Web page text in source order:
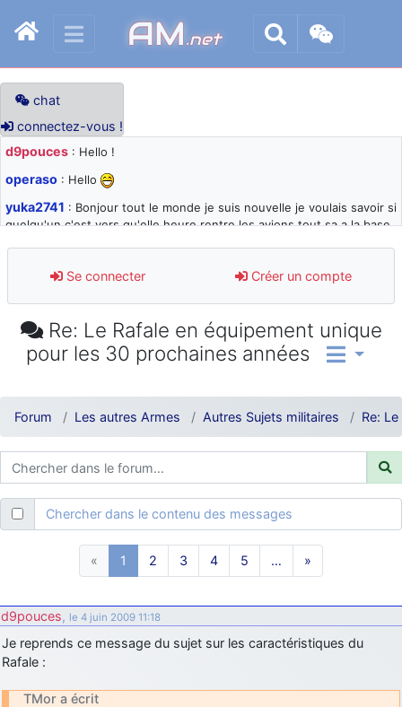
AM.net
chat
connectez-vous !
d9pouces : Hello !
operaso : Hello
yuka2741 : Bonjour tout le monde je suis nouvelle je voulais savoir si
quelqu'un c'est vers qu'elle heure rentre les avions tout sa a la base
d9pouces: désolé pour les quelques blocages du site ces derniers
jours : je teste des méthodes contre le spam et les bots trop nocifs
paxwax : Super, la nouvelle bannière
d9pouces
: je suis un avion@,._,+ > lesquels ? je ne suis pas sûr de
d9pouces : ouakamois > si tu parles du sujet sur l'Armée de l'Air,
moi et quelques avions n'ont pas les mêmes noms qu'aujourd'hui
ouakamois
quelques images du Pays Basque vous auront plu ; Agur…
: Je me rattraperai à la Ferté samedi
: Malheureusement nonun peu trop loin pour moi !
fox_50: Bonjour, certains parmis vous étaient-ils présent au
meeting de Lann Bihoué de 2026 ?
cachée dans les pins: Coucou et excellente année 2026 à tous et
au site!
jericho: Bonne année et tous mes meilleurs voeux à tous pour
Se connecter Créer un compte
Re: Le Rafale en équipement unique
pour les 30 prochaines années
Forum Les autres Armes Autres Sujets militaires Re:
Chercher dans le contenu des messages
« 1 2 3 4 5 … »
d9pouces, le 4 juin 2009 11:18
Je reprends ce message du sujet sur les caractéristiques du
Rafale :
TMor a écrit